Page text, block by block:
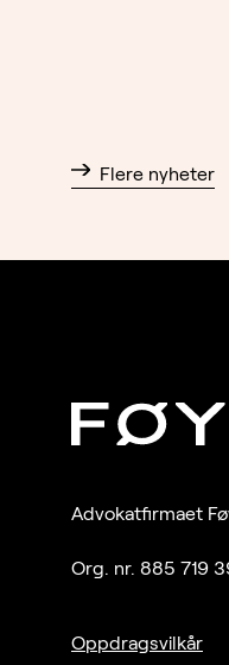
Flere nyheter
Advokatfirmaet
Org. nr. 885 719
Oppdragsvilkår